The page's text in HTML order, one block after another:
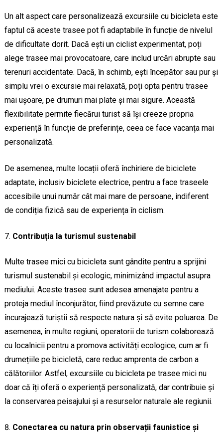
Un alt aspect care personalizează excursiile cu bicicleta este
faptul că aceste trasee pot fi adaptabile în funcție de nivelul
de dificultate dorit. Dacă ești un ciclist experimentat, poți
alege trasee mai provocatoare, care includ urcări abrupte sau
terenuri accidentate. Dacă, în schimb, ești începător sau pur și
simplu vrei o excursie mai relaxată, poți opta pentru trasee
mai ușoare, pe drumuri mai plate și mai sigure. Această
flexibilitate permite fiecărui turist să își creeze propria
experiență în funcție de preferințe, ceea ce face vacanța mai
personalizată.
De asemenea, multe locații oferă închiriere de biciclete
adaptate, inclusiv biciclete electrice, pentru a face traseele
accesibile unui număr cât mai mare de persoane, indiferent
de condiția fizică sau de experiența în ciclism.
Contribuția la turismul sustenabil
Multe trasee mici cu bicicleta sunt gândite pentru a sprijini
turismul sustenabil și ecologic, minimizând impactul asupra
mediului. Aceste trasee sunt adesea amenajate pentru a
proteja mediul înconjurător, fiind prevăzute cu semne care
încurajează turiștii să respecte natura și să evite poluarea. De
asemenea, în multe regiuni, operatorii de turism colaborează
cu localnicii pentru a promova activități ecologice, cum ar fi
drumețiile pe bicicletă, care reduc amprenta de carbon a
călătoriilor. Astfel, excursiile cu bicicleta pe trasee mici nu
doar că îți oferă o experiență personalizată, dar contribuie și
la conservarea peisajului și a resurselor naturale ale regiunii.
Conectarea cu natura prin observații faunistice și